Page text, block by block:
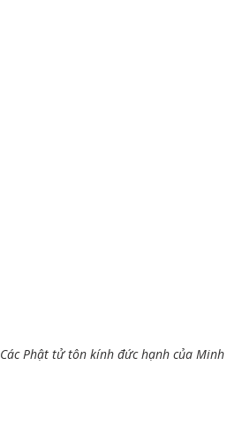
Các Phật tử tôn kính đức hạnh của